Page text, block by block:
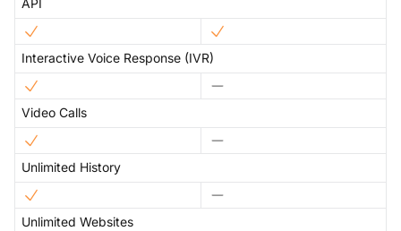
API
Interactive Voice Response (IVR)
Video Calls
Unlimited History
Unlimited Websites